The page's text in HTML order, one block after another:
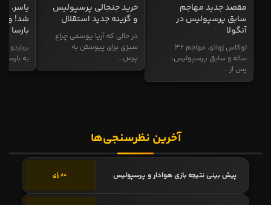
مقصد جدید مهاجم
سابق پرسپولیس در
آنگولا
لوکاس ژوائو، مهاجم ۳۲
ساله و سابق پرسپولیس،
پس از ...
خرید جنجالی پرسپولیس
و گزینه جدید استقلال
در حالی که آریا یوسفی چراغ
سبزی برای پیوستن به
پرس...
یاسر،
شد! و
بارسا
برناردو
به بارسا
آخرین نظرسنجی‌ها
پیش بینی نتیجه بازی هوادار و پرسپولیس 80 رأی